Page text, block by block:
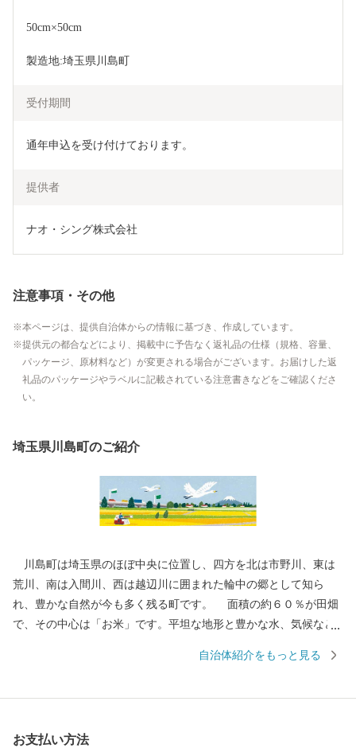
50cm×50cm
製造地:埼玉県川島町
受付期間
通年申込を受け付けております。
提供者
ナオ・シング株式会社
注意事項・その他
本ページは、提供自治体からの情報に基づき、作成しています。
提供元の都合などにより、掲載中に予告なく返礼品の仕様（規格、容量、
パッケージ、原材料など）が変更される場合がございます。お届けした返
礼品のパッケージやラベルに記載されている注意書きなどをご確認くださ
い。
埼玉県川島町のご紹介
川島町は埼玉県のほぼ中央に位置し、四方を北は市野川、東は
荒川、南は入間川、西は越辺川に囲まれた輪中の郷として知ら
れ、豊かな自然が今も多く残る町です。 面積の約６０％が田畑
で、その中心は「お米」です。平坦な地形と豊かな水、気候など
に献上されていた由緒あるお米が産み出されています。 また、
の象徴となり、また町外に対する認知度向上、「訪れたい」、
自治体紹介をもっと見る
お支払い方法